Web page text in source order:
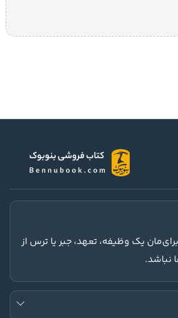
یک وظیفه، تعهد، جبر یا ترس از
نباشد.